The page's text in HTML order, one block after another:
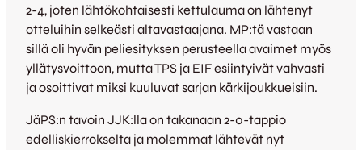
2-4, joten lähtökohtaisesti kettulauma on lähtenyt
otteluihin selkeästi altavastaajana. MP:tä vastaan
sillä oli hyvän peliesityksen perusteella avaimet myös
yllätysvoittoon, mutta TPS ja EIF esiintyivät vahvasti
ja osoittivat miksi kuuluvat sarjan kärkijoukkueisiin.
JäPS:n tavoin JJK:lla on takanaan 2-0-tappio
edelliskierrokselta ja molemmat lähtevät nyt